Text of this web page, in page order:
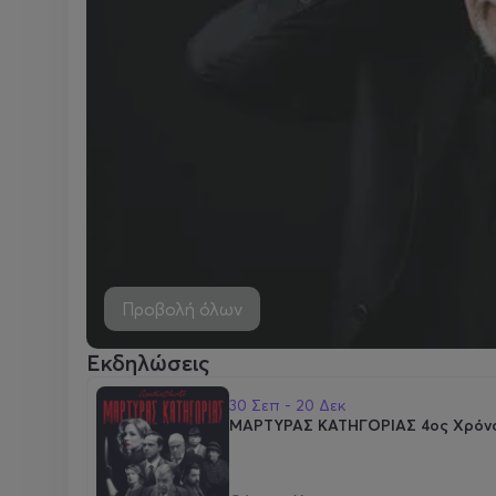
Προβολή όλων
Εκδηλώσεις
30 Σεπ - 20 Δεκ
ΜΑΡΤΥΡΑΣ ΚΑΤΗΓΟΡΙΑΣ 4ος